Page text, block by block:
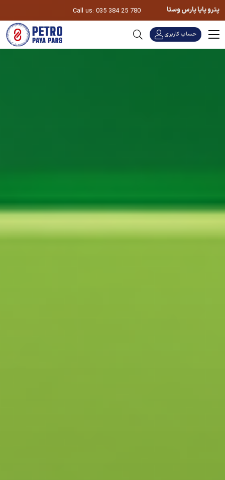
پترو پایا پارس وستا
حساب کاربری
Call us: 035 384 25 780